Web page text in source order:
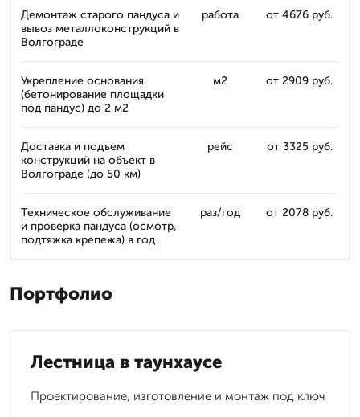
Демонтаж старого пандуса и
вывоз металлоконструкций в
Волгограде
работа от 4676 руб.
Укрепление основания
(бетонирование площадки
под пандус) до 2 м2
м2 от 2909 руб.
Доставка и подъем
конструкций на объект в
Волгограде (до 50 км)
рейс от 3325 руб.
Техническое обслуживание
и проверка пандуса (осмотр,
подтяжка крепежа) в год
раз/год от 2078 руб.
Портфолио
Лестница в таунхаусе
Проектирование, изготовление и монтаж под ключ